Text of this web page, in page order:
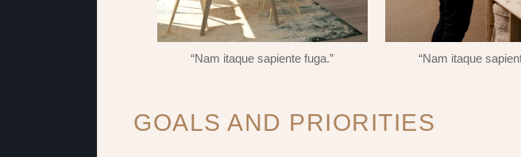
“Nam itaque sapiente fuga.” “Nam itaque
GOALS AND PRIORITIES